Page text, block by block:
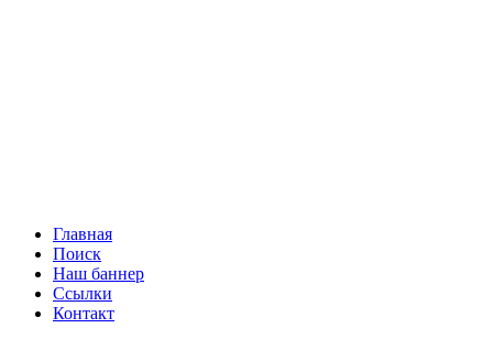
Главная
Поиск
Наш баннер
Ссылки
Контакт